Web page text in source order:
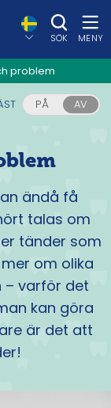
SÖK MENY
problem
PÅ AV
ändå få
talas om
tänder som
om olika
– varför det
kan göra
är det att